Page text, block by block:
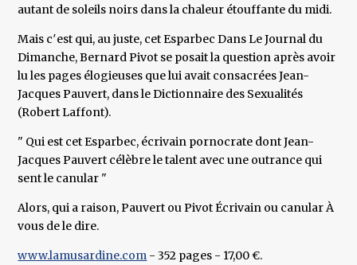
autant de soleils noirs dans la chaleur étouffante du midi.
Mais c′est qui, au juste, cet Esparbec Dans Le Journal du
Dimanche, Bernard Pivot se posait la question après avoir
lu les pages élogieuses que lui avait consacrées Jean-
Jacques Pauvert, dans le Dictionnaire des Sexualités
(Robert Laffont).
" Qui est cet Esparbec, écrivain pornocrate dont Jean-
Jacques Pauvert célèbre le talent avec une outrance qui
sent le canular "
Alors, qui a raison, Pauvert ou Pivot Écrivain ou canular À
vous de le dire.
www.lamusardine.com - 352 pages - 17,00 €.